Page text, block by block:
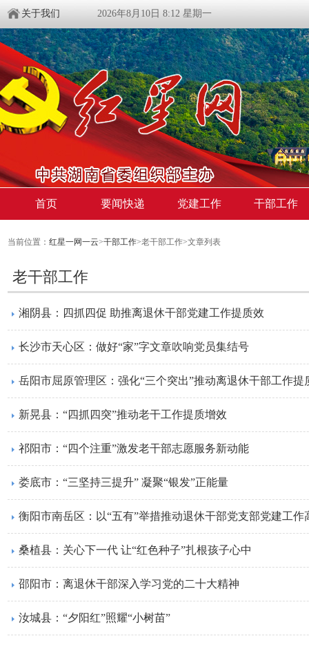
关于我们 2026年8月10日 8:12 星期一
首页 要闻快递 党建工作 干部工作
当前位置： 红星一网一云>干部工作>老干部工作>文章列表
老干部工作
湘阴县：四抓四促 助推离退休干部党建工作提质效
长沙市天心区：做好“家”字文章吹响党员集结号
岳阳市屈原管理区：强化“三个突出”推动离退休干部工作提
新晃县：“四抓四突”推动老干工作提质增效
祁阳市：“四个注重”激发老干部志愿服务新动能
娄底市：“三坚持三提升” 凝聚“银发”正能量
衡阳市南岳区：以“五有”举措推动退休干部党支部党建工作
桑植县：关心下一代 让“红色种子”扎根孩子心中
邵阳市：离退休干部深入学习党的二十大精神
汝城县：“夕阳红”照耀“小树苗”